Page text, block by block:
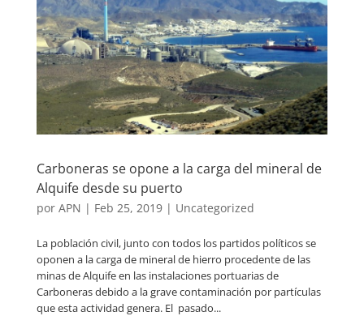
Carboneras se opone a la carga del mineral de
Alquife desde su puerto
por APN | Feb 25, 2019| Uncategorized
La población civil, junto con todos los partidos políticos se
oponen a la carga de mineral de hierro procedente de las
minas de Alquife en las instalaciones portuarias de
Carboneras debido a la grave contaminación por partículas
que esta actividad genera. El pasado...